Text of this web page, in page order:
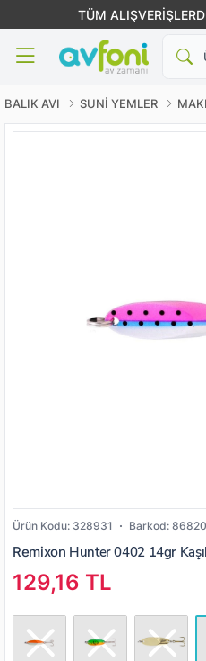
TÜM
BALIK AVI SUNİ YEMLER
Ürün Kodu: 328931 Barkod:
Remixon Hunter 0402 14gr
129,16 TL